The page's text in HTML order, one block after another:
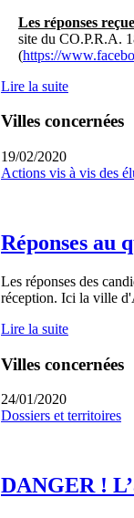
Les réponses
site du CO.P.R.A.
(https://
Lire la suite
Villes concernées
19/02/2020
Actions vis à vis des
Réponses au
Les réponses des
réception. Ici la ville
Lire la suite
Villes concernées
24/01/2020
Dossiers et territoires
DANGER !